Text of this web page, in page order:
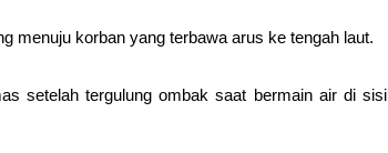
menuju korban yang terbawa arus ke tengah laut.
setelah tergulung ombak saat bermain air di sisi